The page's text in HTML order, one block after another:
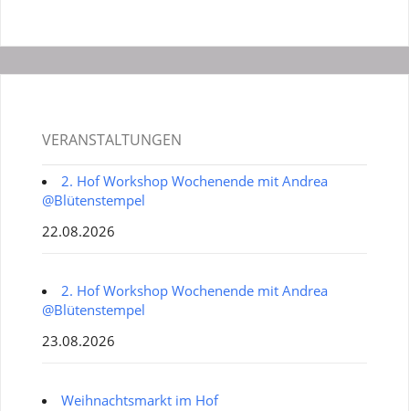
VERANSTALTUNGEN
2. Hof Workshop Wochenende mit Andrea
@Blütenstempel
22.08.2026
2. Hof Workshop Wochenende mit Andrea
@Blütenstempel
23.08.2026
Weihnachtsmarkt im Hof